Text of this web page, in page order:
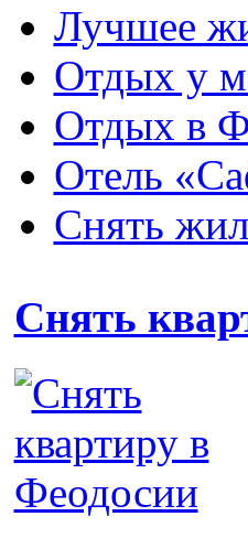
Лучшее
Отдых у
Отдых в
Отель
Снять
Снять